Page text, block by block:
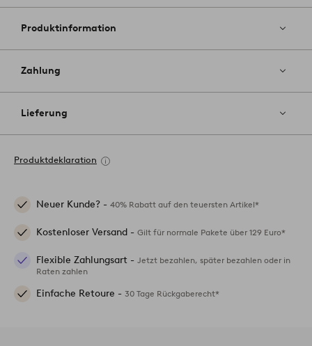
Favoriten
Produktinformation
Zahlung
Lieferung
Produktdeklaration
Neuer Kunde? - 40% Rabatt auf den teuersten Artikel*
Kostenloser Versand - Gilt für normale Pakete über 129 Euro*
Flexible Zahlungsart - Jetzt bezahlen, später bezahlen oder in
Raten zahlen
Einfache Retoure - 30 Tage Rückgaberecht*